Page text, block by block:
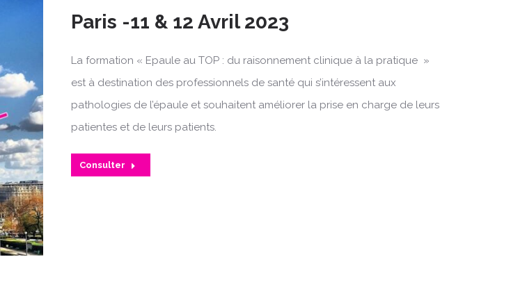
Paris -11 & 12 Avril 2023
La formation « Epaule au TOP : du raisonnement clinique à la pratique »
est à destination des professionnels de santé qui s’intéressent aux
pathologies de l’épaule et souhaitent améliorer la prise en charge de leurs
patientes et de leurs patients.
Consulter